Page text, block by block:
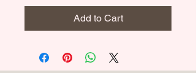
Add to Cart